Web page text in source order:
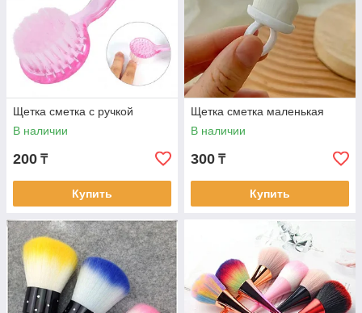
Щетка сметка с ручкой
В наличии
200 ₸
Купить
Щетка сметка маленькая
В наличии
300 ₸
Купить